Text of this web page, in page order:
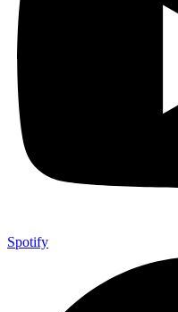
Spotify